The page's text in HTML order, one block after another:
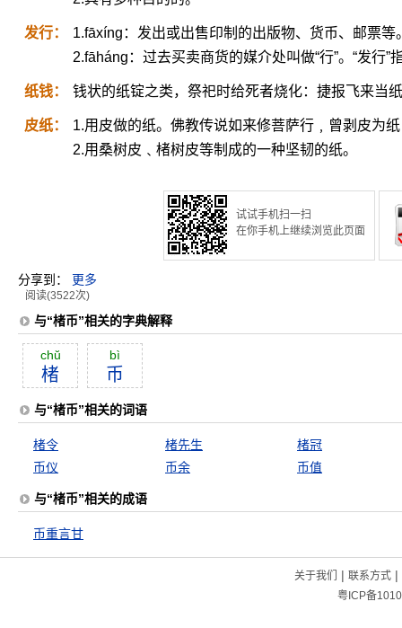
发行：
1.fāxíng：发出或出售印制的出版物、货币、邮票等
2.fāháng：过去买卖商货的媒介处叫做“行”。“发行
纸钱： 钱状的纸锭之类，祭祀时给死者烧化：捷报飞来当
皮纸：
1.用皮做的纸。佛教传说如来修菩萨行﹐曾剥皮为
2.用桑树皮﹑楮树皮等制成的一种坚韧的纸。
试试手机扫一扫
在你手机上继续浏览此页面
分享到： 更多
阅读(3522次)
与“楮币”相关的字典解释
chŭ
楮
bì
币
与“楮币”相关的词语
楮令 楮先生
楮冠
币仪
币余 币值
与“楮币”相关的成语
币重言甘
关于我们 | 联系方式|
粤ICP备